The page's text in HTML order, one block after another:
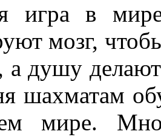
игра в
мозг,
душу делают
шахматам
мире.